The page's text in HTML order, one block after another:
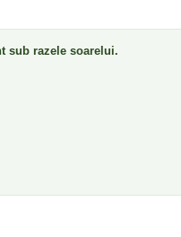
sub razele soarelui.